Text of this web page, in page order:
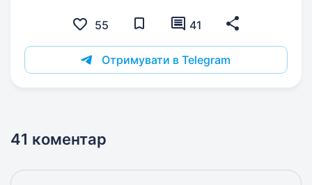
55 41
Отримувати в Telegram
41 коментар